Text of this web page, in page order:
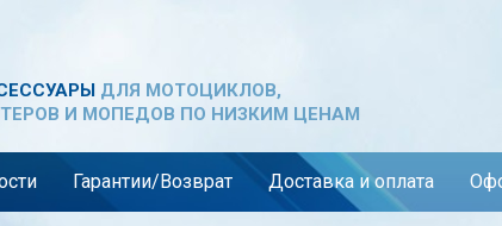
ДЛЯ МОТОЦИКЛОВ,
И МОПЕДОВ ПО НИЗКИМ ЦЕНАМ
Гарантии/Возврат Доставка и оплата